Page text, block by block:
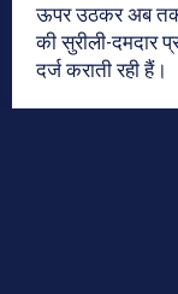
ऊपर उठकर अब
की सुरीली-दमदार
दर्ज कराती रही हैं।